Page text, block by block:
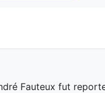
Fauteux fut